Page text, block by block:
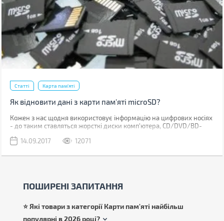
Статті Карта пам'яті
Як відновити дані з карти пам'яті microSD?
Кожен з нас щодня використовує інформацію на цифрових носіях
- до таким ставляться жорсткі диски комп'ютера, CD/DVD/BD-
слухає музику, хтось переглядає фото або знімає фото, що відразу
14.09.2017 12071
ПОШИРЕНІ ЗАПИТАННЯ
⭐ Які товари з категорії Карти пам'яті найбільш
популярні в 2026 році?